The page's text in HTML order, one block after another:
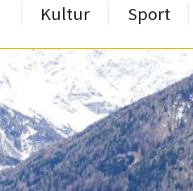
Kultur Sport